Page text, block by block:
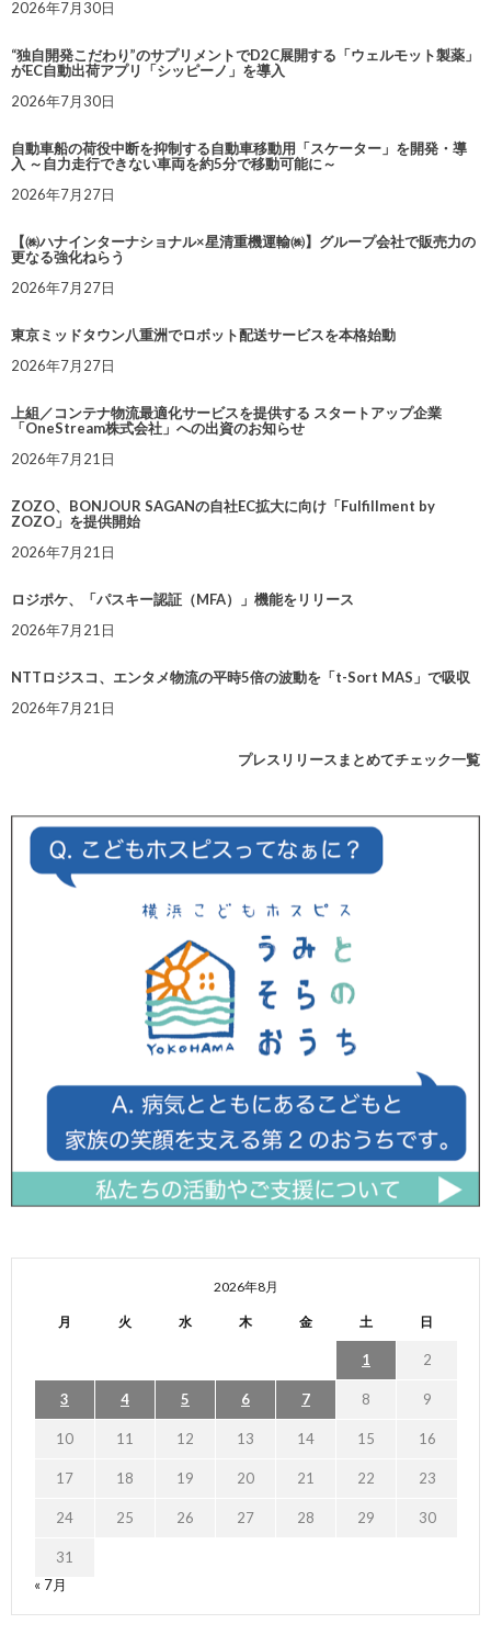
2026年7月30日
“独自開発こだわり”のサプリメントでD2C展開する「ウェルモット製薬」
がEC自動出荷アプリ「シッピーノ」を導入
2026年7月30日
自動車船の荷役中断を抑制する自動車移動用「スケーター」を開発・導
入 ～自力走行できない車両を約5分で移動可能に～
2026年7月27日
【㈱ハナインターナショナル×星清重機運輸㈱】グループ会社で販売力の
更なる強化ねらう
2026年7月27日
東京ミッドタウン八重洲でロボット配送サービスを本格始動
2026年7月27日
上組／コンテナ物流最適化サービスを提供する スタートアップ企業
「OneStream株式会社」への出資のお知らせ
2026年7月21日
ZOZO、BONJOUR SAGANの自社EC拡大に向け「Fulfillment by
ZOZO」を提供開始
2026年7月21日
ロジポケ、「パスキー認証（MFA）」機能をリリース
2026年7月21日
NTTロジスコ、エンタメ物流の平時5倍の波動を「t-Sort MAS」で吸収
2026年7月21日
プレスリリースまとめてチェック一覧
2026年8月
月 火 水 木 金 土 日
1 2
3 4 5 6 7 8 9
10 11 12 13 14 15 16
17 18 19 20 21 22 23
24 25 26 27 28 29 30
31
« 7月